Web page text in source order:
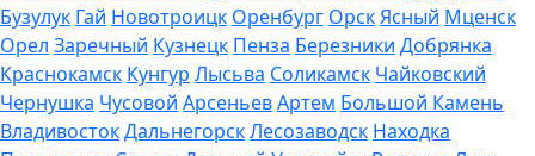
Бузулук Гай Новотроицк Оренбург ОрскЯсный Мценск
Орел Заречный Кузнецк Пенза Березники Добрянка
Краснокамск Кунгур Лысьва Соликамск Чайковский
Чернушка Чусовой АрсеньевАртем Большой Камень
ВладивостокДальнегорскЛесозаводск Находка